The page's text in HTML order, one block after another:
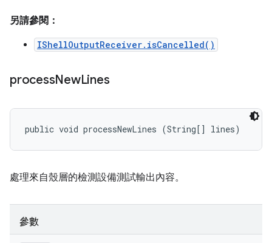
另請參閱：
IShellOutputReceiver.isCancelled()
processNewLines
public void processNewLines (String[] lines)
處理來自殼層的檢測設備測試輸出內容。
參數